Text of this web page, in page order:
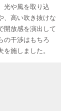
光や風を取り込
、高い吹き抜けな
開放感を演出して
の干渉はもちろ
施しました。